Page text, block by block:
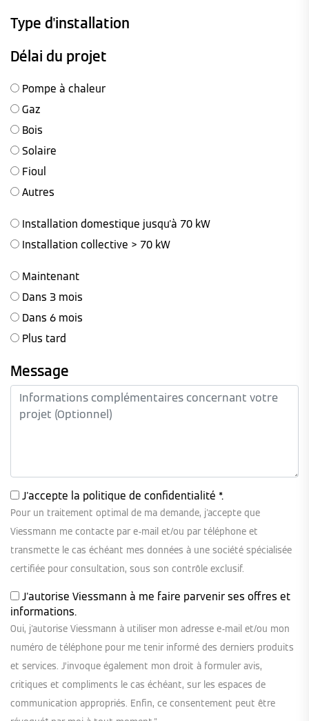
Type d'installation
Délai du projet
Pompe à chaleur
Gaz
Bois
Solaire
Fioul
Autres
Installation domestique jusqu'à 70 kW
Installation collective > 70 kW
Maintenant
Dans 3 mois
Dans 6 mois
Plus tard
Message
J'accepte la politique de confidentialité *.
Pour un traitement optimal de ma demande, j'accepte que
Viessmann me contacte par e-mail et/ou par téléphone et
transmette le cas échéant mes données à une société spécialisée
certifiée pour consultation, sous son contrôle exclusif.
J'autorise Viessmann à me faire parvenir ses offres et
informations.
Oui, j'autorise Viessmann à utiliser mon adresse e-mail et/ou mon
numéro de téléphone pour me tenir informé des derniers produits
et services. J’invoque également mon droit à formuler avis,
critiques et compliments le cas échéant, sur les espaces de
communication appropriés. Enfin, ce consentement peut être